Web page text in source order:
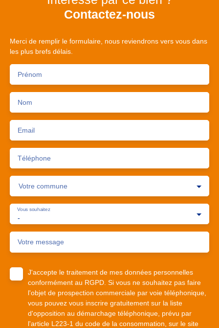
Contactez-nous
Merci de remplir le formulaire, nous reviendrons vers vous dans
les plus brefs délais.
Prénom
Nom
Email
Téléphone
Votre commune
-
Vous souhaitez
Votre message
J'accepte le traitement de mes données personnelles
conformément au RGPD. Si vous ne souhaitez pas faire
l'objet de prospection commerciale par voie téléphonique,
vous pouvez vous inscrire gratuitement sur la liste
d'opposition au démarchage téléphonique, prévu par
l'article L223-1 du code de la consommation, sur le site